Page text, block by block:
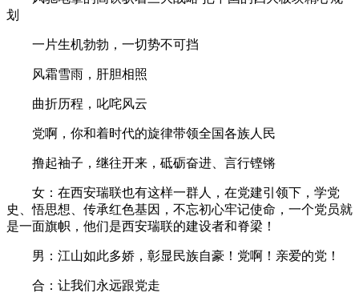
划
一片生机勃勃，一切势不可挡
风霜雪雨，肝胆相照
曲折历程，叱咤风云
党啊，你和着时代的旋律带领全国各族人民
撸起袖子，继往开来，砥砺奋进、言行铿锵
女：在西安瑞联也有这样一群人，在党建引领下，学党
史、悟思想、传承红色基因，不忘初心牢记使命，一个党员就
是一面旗帜，他们是西安瑞联的建设者和脊梁！
男：江山如此多娇，彰显民族自豪！党啊！亲爱的党！
合：让我们永远跟党走